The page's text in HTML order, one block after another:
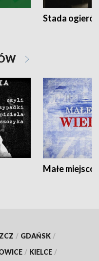
Stada
Małe
/ GDAŃSK /
/ KIELCE /